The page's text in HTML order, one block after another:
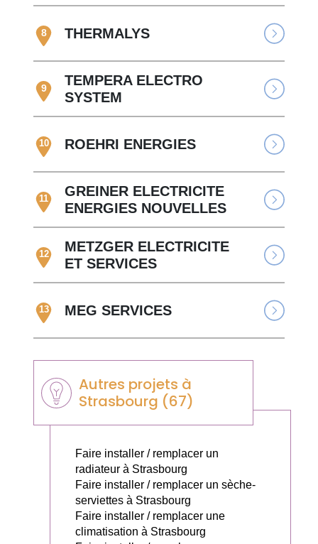
8 THERMALYS
9
TEMPERA ELECTRO
SYSTEM
10 ROEHRI ENERGIES
11
GREINER ELECTRICITE
ENERGIES NOUVELLES
12
METZGER ELECTRICITE
ET SERVICES
13 MEG SERVICES
Autres projets à
Strasbourg (67)
Faire installer / remplacer un
radiateur à Strasbourg
Faire installer / remplacer un sèche-
serviettes à Strasbourg
Faire installer / remplacer une
climatisation à Strasbourg